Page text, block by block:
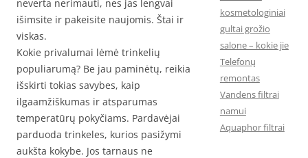
neverta nerimauti, nes jas lengvai
išimsite ir pakeisite naujomis. Štai ir
viskas.
Kokie privalumai lėmė trinkelių
populiarumą? Be jau paminėtų, reikia
išskirti tokias savybes, kaip
ilgaamžiškumas ir atsparumas
temperatūrų pokyčiams. Pardavėjai
parduoda trinkeles, kurios pasižymi
aukšta kokybe. Jos tarnaus ne
kosmetologiniai
gultai grožio
salone – kokie jie
Telefonų
remontas
Vandens filtrai
namui
Aquaphor filtrai